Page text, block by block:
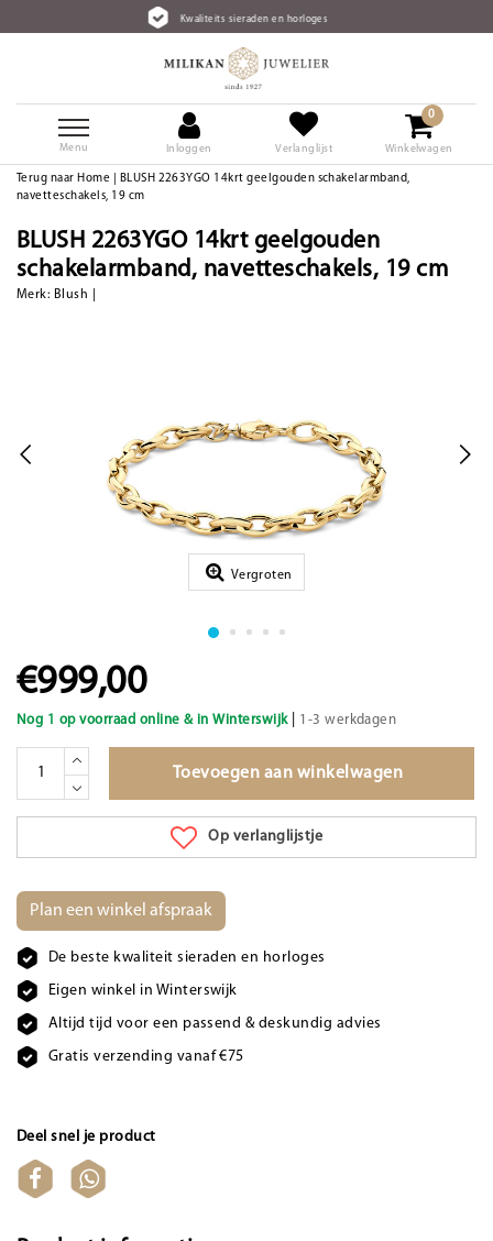
Kwaliteits sieraden en horloges
Menu Inloggen Verlanglijst
0
Winkelwagen
Terug naar Home
BLUSH 2263YGO 14krt geelgouden schakelarmband,
navetteschakels, 19 cm
BLUSH 2263YGO 14krt geelgouden
schakelarmband, navetteschakels, 19 cm
Merk: Blush
Vergroten
€999,00
Nog 1 op voorraad online & in Winterswijk| 1-3 werkdagen
Toevoegen aan winkelwagen
Op verlanglijstje
Plan een winkel afspraak
De beste kwaliteit sieraden en horloges
Eigen winkel in Winterswijk
Altijd tijd voor een passend & deskundig advies
Gratis verzending vanaf €75
Deel snel je product